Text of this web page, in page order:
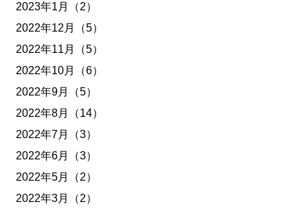
2023年1月（2）
2022年12月（5）
2022年11月（5）
2022年10月（6）
2022年9月（5）
2022年8月（14）
2022年7月（3）
2022年6月（3）
2022年5月（2）
2022年3月（2）